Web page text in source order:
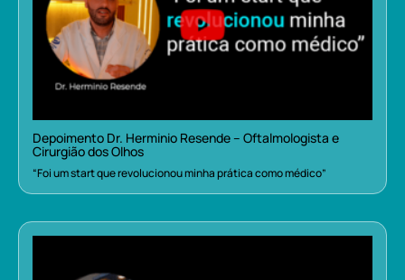
Depoimento Dr. Herminio Resende – Oftalmologista e
Cirurgião dos Olhos
“Foi um start que revolucionou minha prática como médico”